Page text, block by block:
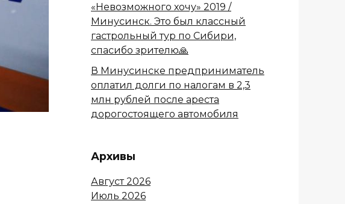
«Невозможного хочу» 2019 /
Минусинск. Это был классный
гастрольный тур по Сибири,
спасибо зрителю🙏
В Минусинске предприниматель
оплатил долги по налогам в 2,3
млн рублей после ареста
дорогостоящего автомобиля
Архивы
Август 2026
Июль 2026